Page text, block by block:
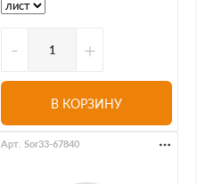
- +
В КОРЗИНУ
Арт. Sor33-67840